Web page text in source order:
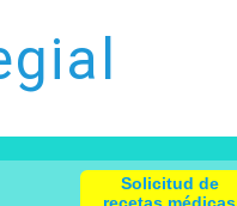
Solicitud de